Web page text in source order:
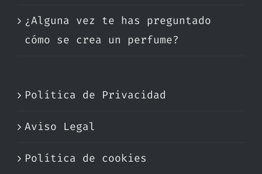
¿Alguna vez te has preguntado
cómo se crea un perfume?
Política de Privacidad
Aviso Legal
Política de cookies